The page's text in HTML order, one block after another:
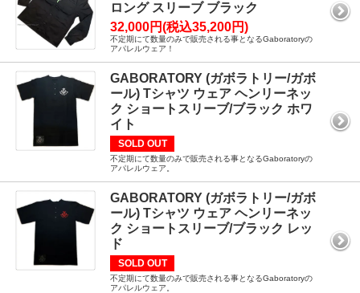
ロング スリーブ ブラック
32,000円(税込35,200円)
不定期にて数量のみで販売される事となるGaboratoryの
アパレルウェア！
GABORATORY (ガボラトリー/ガボ
ール) Tシャツ ウェア ヘンリーネッ
ク ショートスリーブ/ブラック ホワ
イト
SOLD OUT
不定期にて数量のみで販売される事となるGaboratoryの
アパレルウェア。
GABORATORY (ガボラトリー/ガボ
ール) Tシャツ ウェア ヘンリーネッ
ク ショートスリーブ/ブラック レッ
ド
SOLD OUT
不定期にて数量のみで販売される事となるGaboratoryの
アパレルウェア。